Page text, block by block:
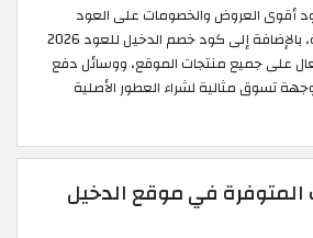
أقوى العروض والخصومات على العود
بالإضافة إلى كود خصم الدخيل للعود 2026
فعال على جميع منتجات الموقع، ووسائل دفع
تسوق مثالية لشراء العطور الأصلية
في موقع الدخيل